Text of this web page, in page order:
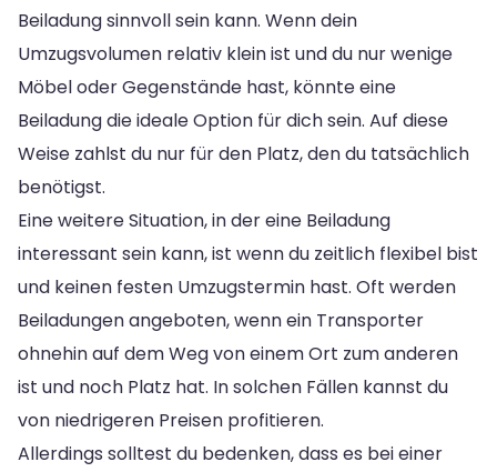
Beiladung sinnvoll sein kann. Wenn dein
Umzugsvolumen relativ klein ist und du nur wenige
Möbel oder Gegenstände hast, könnte eine
Beiladung die ideale Option für dich sein. Auf diese
Weise zahlst du nur für den Platz, den du tatsächlich
benötigst.
Eine weitere Situation, in der eine Beiladung
interessant sein kann, ist wenn du zeitlich flexibel bist
und keinen festen Umzugstermin hast. Oft werden
Beiladungen angeboten, wenn ein Transporter
ohnehin auf dem Weg von einem Ort zum anderen
ist und noch Platz hat. In solchen Fällen kannst du
von niedrigeren Preisen profitieren.
Allerdings solltest du bedenken, dass es bei einer